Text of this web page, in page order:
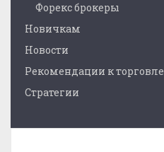
Форекс брокеры
Новичкам
Новости
Рекомендации к торговле
Стратегии